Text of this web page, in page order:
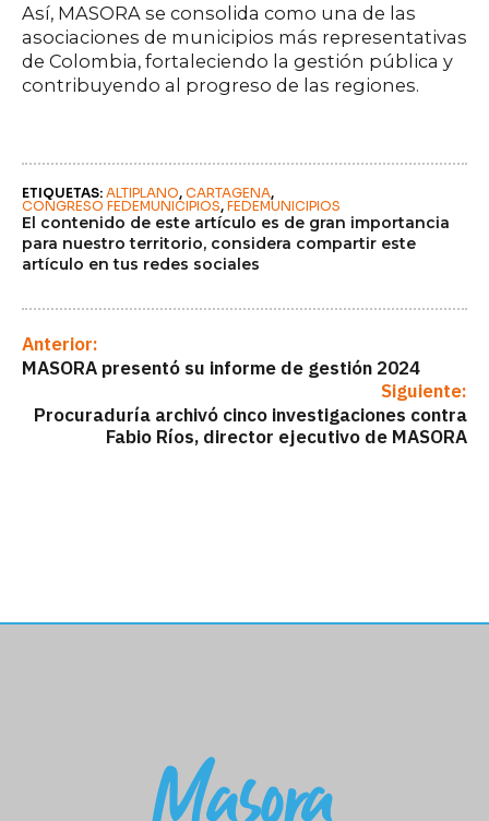
Así, MASORA se consolida como una de las
asociaciones de municipios más representativas
de Colombia, fortaleciendo la gestión pública y
contribuyendo al progreso de las regiones.
ETIQUETAS: ALTIPLANO CARTAGENA
CONGRESO FEDEMUNICIPIOS FEDEMUNICIPIOS
El contenido de este artículo es de gran importancia
para nuestro territorio, considera compartir este
artículo en tus redes sociales
Anterior:
MASORA presentó su informe de gestión 2024
Siguiente:
Procuraduría archivó cinco investigaciones contra
Fabio Ríos, director ejecutivo de MASORA